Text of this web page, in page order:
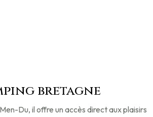
bretagne
Du, il offre un accès direct aux plaisirs